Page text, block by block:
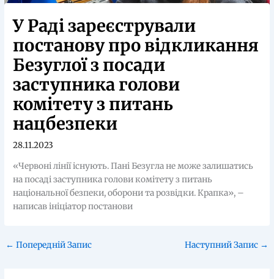
У Раді зареєстрували
постанову про відкликання
Безуглої з посади
заступника голови
комітету з питань
нацбезпеки
28.11.2023
«Червоні лінії існують. Пані Безугла не може залишатись
на посаді заступника голови комітету з питань
національної безпеки, оборони та розвідки. Крапка», –
написав ініціатор постанови
← Попередній Запис Наступний Запис →